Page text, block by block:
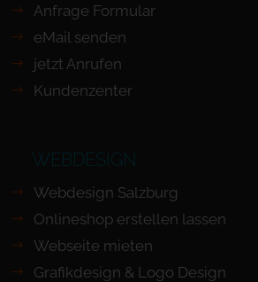
Anfrage Formular
eMail senden
jetzt Anrufen
Kundenzenter
WEBDESIGN
Webdesign Salzburg
Onlineshop erstellen lassen
Webseite mieten
Grafikdesign & Logo Design